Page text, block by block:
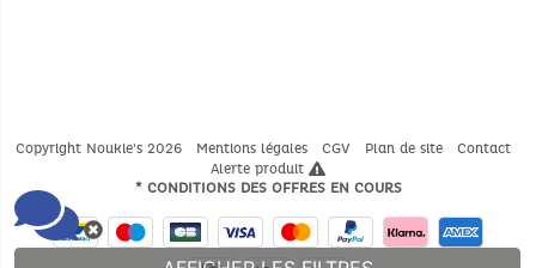
Copyright Noukie's 2026 Mentions légales CGV Plan de site
Contact
Alerte produit
* CONDITIONS DES OFFRES EN COURS